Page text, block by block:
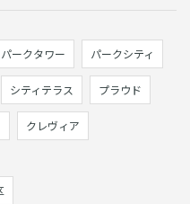
パークタワー パークシティ
シティテラス プラウド
クレヴィア